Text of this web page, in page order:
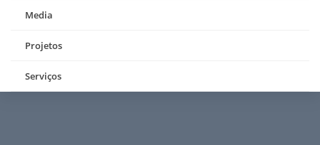
Media
Projetos
Serviços